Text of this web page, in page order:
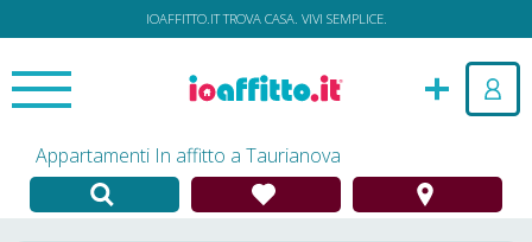
IOAFFITTO.IT TROVA CASA. VIVI SEMPLICE.
Appartamenti In affitto a Taurianova